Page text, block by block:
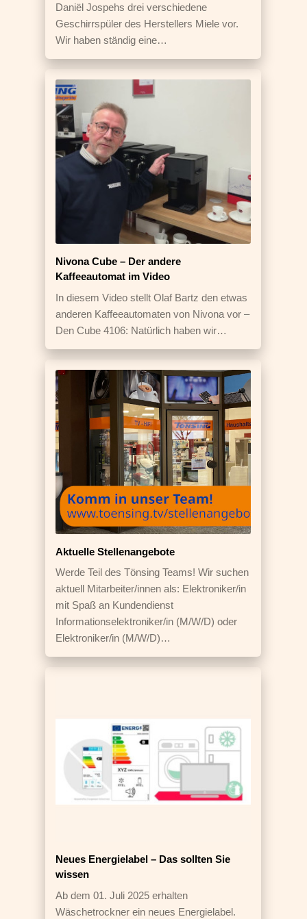
Daniël Jospehs drei verschiedene
Geschirrspüler des Herstellers Miele vor.
Wir haben ständig eine…
Nivona Cube – Der andere
Kaffeeautomat im Video
In diesem Video stellt Olaf Bartz den etwas
anderen Kaffeeautomaten von Nivona vor –
Den Cube 4106: Natürlich haben wir…
Aktuelle Stellenangebote
Werde Teil des Tönsing Teams! Wir suchen
aktuell Mitarbeiter/innen als: Elektroniker/in
mit Spaß an Kundendienst
Informationselektroniker/in (M/W/D) oder
Elektroniker/in (M/W/D)…
Neues Energielabel – Das sollten Sie
wissen
Ab dem 01. Juli 2025 erhalten
Wäschetrockner ein neues Energielabel.